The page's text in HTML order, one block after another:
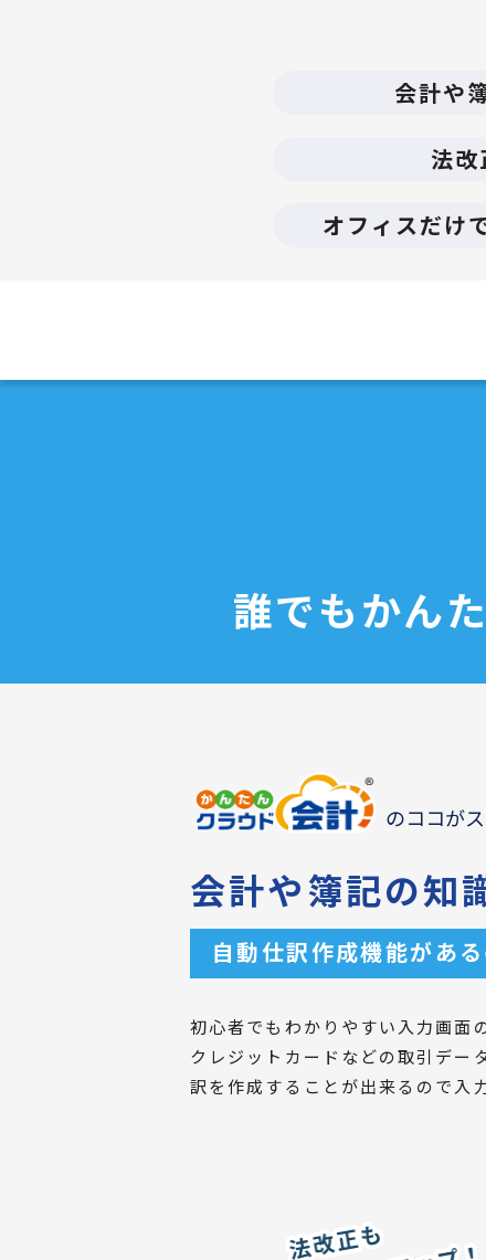
会計や
法
オフィスだけ
誰でもかん
のココが
会計や簿記の知
自動仕訳作成機能があ
初心者でもわかりやすい入力画面
クレジットカードなどの取引デー
訳を作成することが出来るので入